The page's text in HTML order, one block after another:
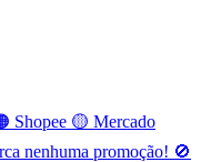
Shopee 🟡 Mercado
nenhuma promoção! 🚫